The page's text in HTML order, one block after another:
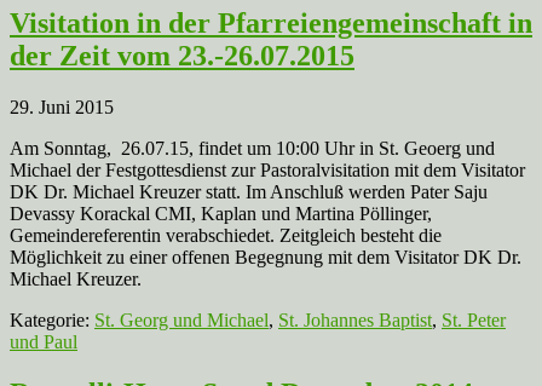
Visitation in der Pfarreiengemeinschaft in
der Zeit vom 23.-26.07.2015
29. Juni 2015
Am Sonntag, 26.07.15, findet um 10:00 Uhr in St. Geoerg und
Michael der Festgottesdienst zur Pastoralvisitation mit dem Visitator
DK Dr. Michael Kreuzer statt. Im Anschluß werden Pater Saju
Devassy Korackal CMI, Kaplan und Martina Pöllinger,
Gemeindereferentin verabschiedet. Zeitgleich besteht die
Möglichkeit zu einer offenen Begegnung mit dem Visitator DK Dr.
Michael Kreuzer.
Kategorie: St. Georg und Michael, St. Johannes Baptist, St. Peter
und Paul